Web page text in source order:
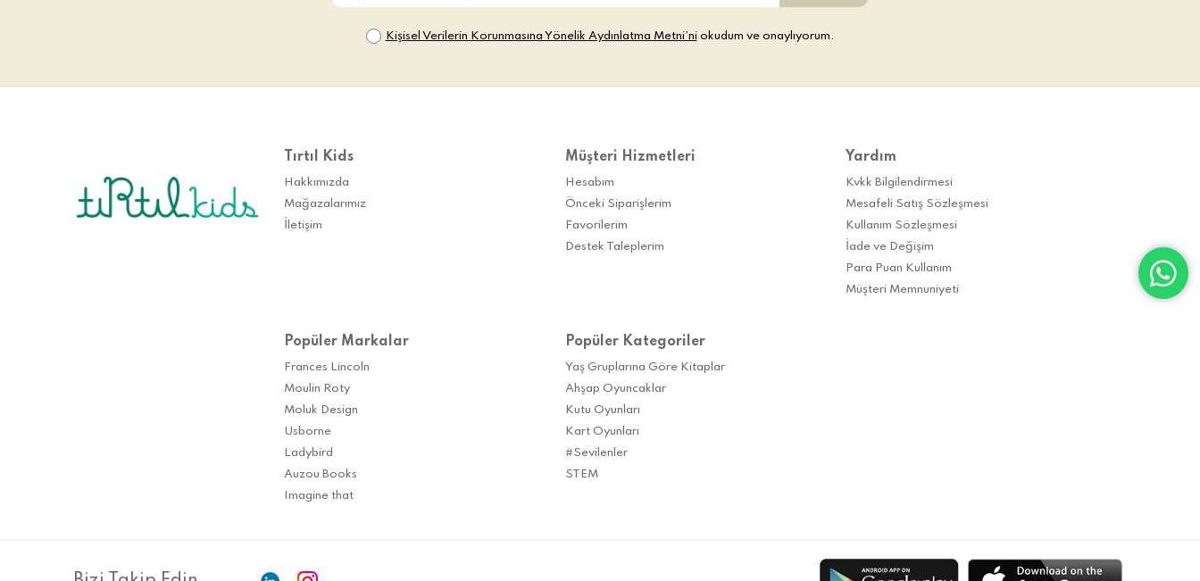
Kişisel Verilerin Korunmasına Yönelik Aydınlatma Metni’ni okudum ve onaylıyorum.
Tırtıl Kids
Hakkımızda
Mağazalarımız
İletişim
Müşteri Hizmetleri
Hesabım
Önceki Siparişlerim
Favorilerim
Destek Taleplerim
Yardım
Kvkk Bilgilendirmesi
Mesafeli Satış Sözleşmesi
Kullanım Sözleşmesi
İade ve Değişim
Para Puan Kullanım
Müşteri Memnuniyeti
Popüler Markalar
Frances Lincoln
Moulin Roty
Moluk Design
Usborne
Ladybird
Auzou Books
Imagine that
Popüler Kategoriler
Yaş Gruplarına Göre Kitaplar
Ahşap Oyuncaklar
Kutu Oyunları
Kart Oyunları
#Sevilenler
STEM